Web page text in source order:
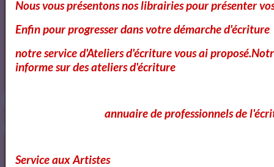
https://www.mylibreto.com/inicio
Mes livres sur Babelio.com
Nous vous présentons nos librairies pour présenter
Enfin pour progresser dans votre démarche d'écriture
notre service d'Ateliers d'écriture vous ai
informe sur des ateliers d'écriture
annuaire de professionnels de
Service aux Artistes